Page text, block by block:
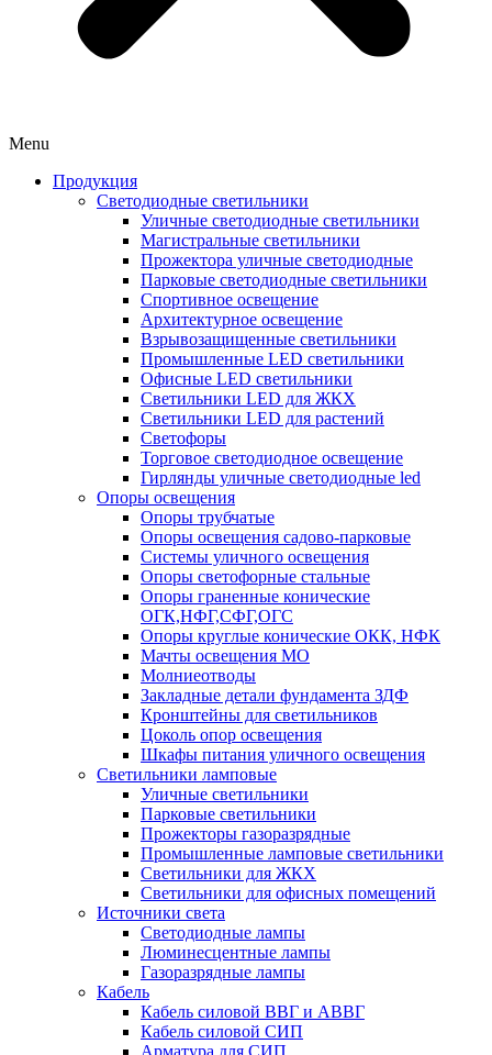
Menu
Продукция
Светодиодные светильники
Уличные светодиодные светильники
Магистральные светильники
Прожектора уличные светодиодные
Парковые светодиодные светильники
Спортивное освещение
Архитектурное освещение
Взрывозащищенные светильники
Промышленные LED светильники
Офисные LED светильники
Cветильники LED для ЖКХ
Светильники LED для растений
Светофоры
Торговое светодиодное освещение
Гирлянды уличные светодиодные led
Опоры освещения
Опоры трубчатые
Опоры освещения садово-парковые
Системы уличного освещения
Опоры светофорные стальные
Опоры граненные конические
ОГК,НФГ,СФГ,ОГС
Опоры круглые конические ОКК, НФК
Мачты освещения МО
Молниеотводы
Закладные детали фундамента ЗДФ
Кронштейны для светильников
Цоколь опор освещения
Шкафы питания уличного освещения
Светильники ламповые
Уличные светильники
Парковые светильники
Прожекторы газоразрядные
Промышленные ламповые светильники
Светильники для ЖКХ
Светильники для офисных помещений
Источники света
Светодиодные лампы
Люминесцентные лампы
Газоразрядные лампы
Кабель
Кабель силовой ВВГ и АВВГ
Кабель силовой СИП
Арматура для СИП